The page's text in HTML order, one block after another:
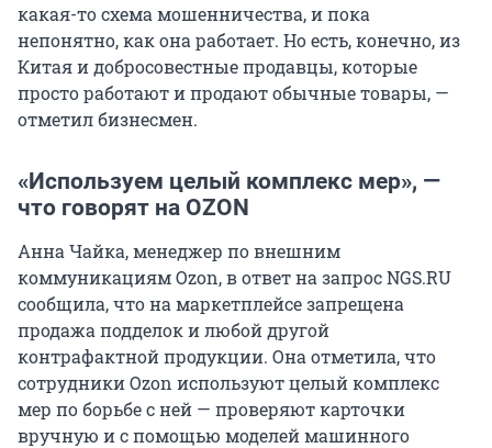
какая-то схема мошенничества, и пока
непонятно, как она работает. Но есть, конечно, из
Китая и добросовестные продавцы, которые
просто работают и продают обычные товары, —
отметил бизнесмен.
«Используем целый комплекс мер», —
что говорят на OZON
Анна Чайка, менеджер по внешним
коммуникациям Ozon, в ответ на запрос NGS.RU
сообщила, что на маркетплейсе запрещена
продажа подделок и любой другой
контрафактной продукции. Она отметила, что
сотрудники Ozon используют целый комплекс
мер по борьбе с ней — проверяют карточки
вручную и с помощью моделей машинного